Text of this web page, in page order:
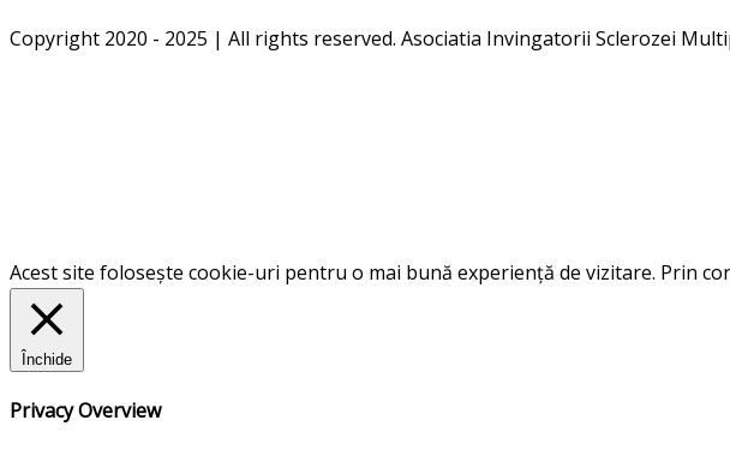
Copyright 2020 - 2025 | All rights reserved. Asociatia Invingatorii Sclerozei
Acest site folosește cookie-uri pentru o mai bună experiență de vizitare. Prin
Închide
Privacy Overview